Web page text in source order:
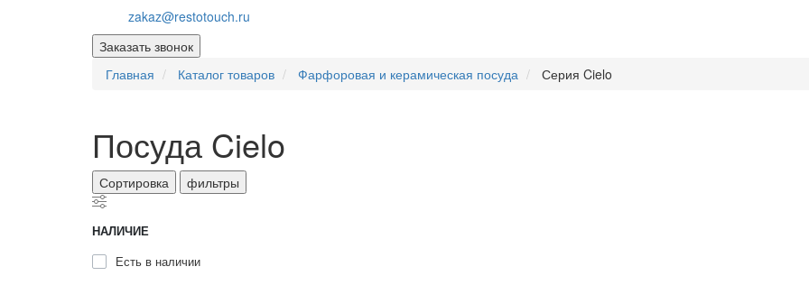
zakaz@restotouch.ru
Заказать звонок
Главная
Каталог товаров Фарфоровая и керамическая посуда Серия Cielo
Посуда Cielo
Сортировка фильтры
НАЛИЧИЕ
Есть в наличии